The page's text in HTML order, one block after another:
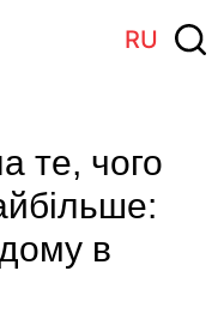
RU
те, чого
в